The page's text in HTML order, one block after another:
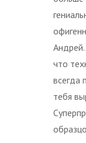
что
всегда
тебя